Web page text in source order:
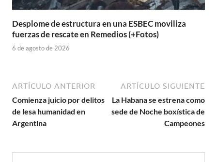
Desplome de estructura en una ESBEC moviliza
fuerzas de rescate en Remedios (+Fotos)
6 de agosto de 2026
ARTÍCULO ANTERIOR
Comienza juicio por delitos
de lesa humanidad en
Argentina
ARTÍCULO SIGUIENTE
La Habana se estrena como
sede de Noche boxística de
Campeones